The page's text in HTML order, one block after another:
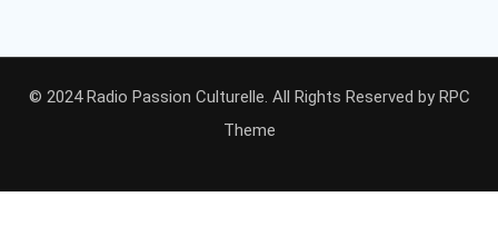
© 2024 Radio Passion Culturelle. All Rights Reserved by RPC
Theme